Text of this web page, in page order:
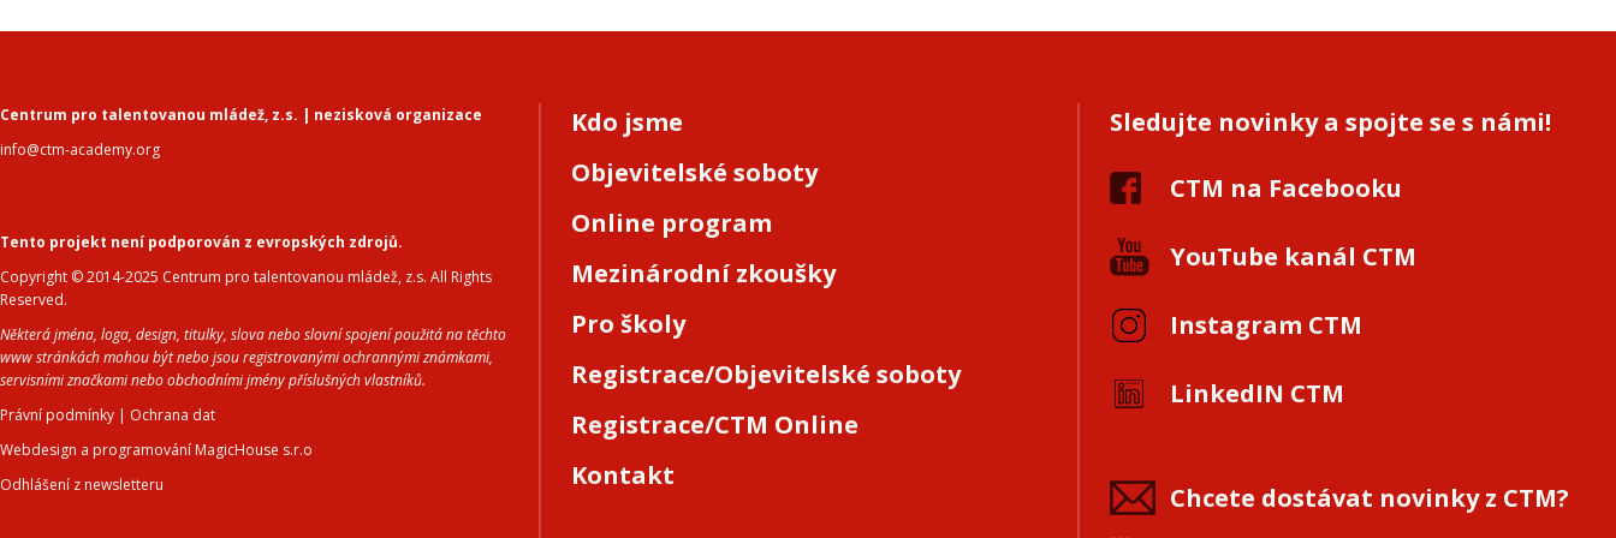
Centrum pro talentovanou mládež, z.s. | nezisková organizace
info@ctm-academy.org
Tento projekt není podporován z evropských zdrojů.
Copyright © 2014-2025 Centrum pro talentovanou mládež, z.s. All Rights
Reserved.
Některá jména, loga, design, titulky, slova nebo slovní spojení použitá na těchto
www stránkách mohou být nebo jsou registrovanými ochrannými známkami,
servisními značkami nebo obchodními jmény příslušných vlastníků.
Právní podmínky | Ochrana dat
Webdesign a programování MagicHouse s.r.o
Odhlášení z newsletteru
Kdo jsme
Objevitelské soboty
Online program
Mezinárodní zkoušky
Pro školy
Registrace/Objevitelské soboty
Registrace/CTM Online
Kontakt
Sledujte novinky a spojte se s námi!
CTM na Facebooku
YouTube kanál CTM
Instagram CTM
LinkedIN CTM
Chcete dostávat novinky z CTM?